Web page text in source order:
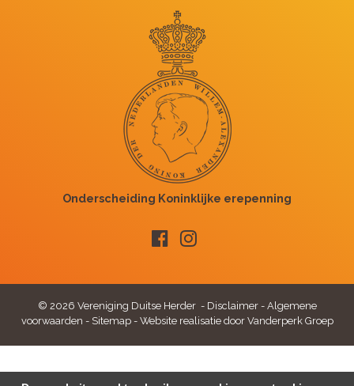
© 2026 Vereniging Duitse Herder - Disclaimer- Algemene
voorwaarden - Sitemap- Website realisatie door Vanderperk Groep